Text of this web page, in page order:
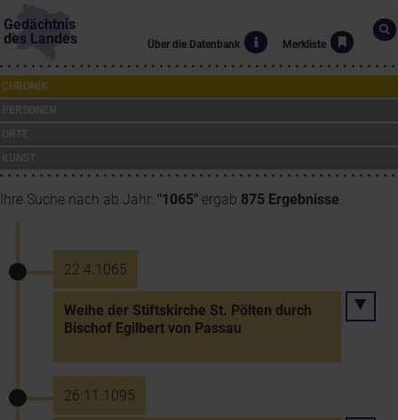
Gedächtnis
des Landes
Über die Datenbank Merkliste
CHRONIK
Ihre Suche nach ab Jahr: "1065" ergab 875 Ergebnisse.
22.4.1065
Weihe der Stiftskirche St. Pölten durch
Bischof Egilbert von Passau
26.11.1095